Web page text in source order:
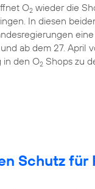
O2 wieder die
In diesen
ab dem 27. April
in den O2 Shops zu
Schutz für